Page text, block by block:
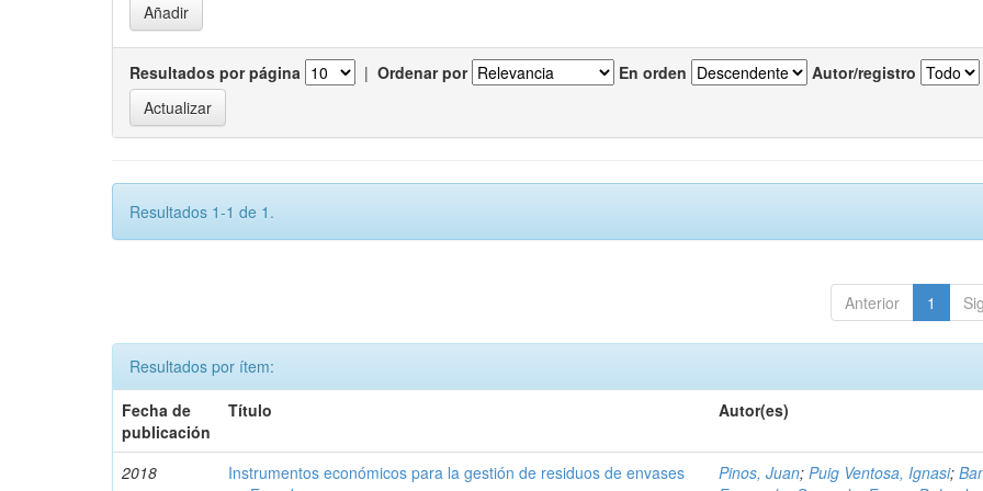
Resultados por página | Ordenar por En orden Autor/registro
Resultados 1-1 de 1.
Anterior 1
Resultados por ítem:
Fecha de
publicación
Título Autor(es)
2018
Instrumentos económicos para la gestión de residuos de envases
Pinos, Juan;Puig Ventosa, Ignasi;